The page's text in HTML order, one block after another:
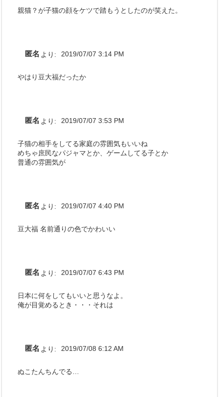
親猫？が子猫の顔をケツで踏もうとしたのが笑えた。
匿名 より: 2019/07/07 3:14 PM
やはり豆大福だったか
匿名 より: 2019/07/07 3:53 PM
子猫の相手をしてる家庭の雰囲気もいいね
めちゃ庶民なパジャマとか、ゲームしてる子とか
普通の雰囲気が
匿名 より: 2019/07/07 4:40 PM
豆大福 名前通りの色でかわいい
匿名 より: 2019/07/07 6:43 PM
日本に何をしてもいいと思うなよ。
俺が目覚めるとき・・・それは
匿名 より: 2019/07/08 6:12 AM
ぬこたんちんでる…